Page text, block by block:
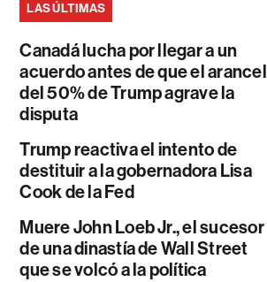
LAS ÚLTIMAS
Canadá lucha por llegar a un
acuerdo antes de que el arancel
del 50% de Trump agrave la
disputa
Trump reactiva el intento de
destituir a la gobernadora Lisa
Cook de la Fed
Muere John Loeb Jr., el sucesor
de una dinastía de Wall Street
que se volcó a la política